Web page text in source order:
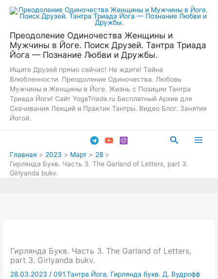
Перейти
Преодоление Одиночества Женщины и
Мужчины в Йоге. Поиск Друзей. Тантра Триада
Йога — Познание Любви и Дружбы.
Ищите Друзей прямо сейчас! Не ждите! Тайна
Влюбленности. Преодоление Одиночества. Любовь
Мужчины и Женщины в Йоге. Жизнь с Позиции Тантра
Триада Йоги! Сайт YogaTriada.ru Бесплатный Архив для
Скачивания Лекций и Практик Тантры. Видео Блог. Занятия
Йогой.
Поиск
Главная 2023 Март
28
Гирлянда Букв. Часть 3. The Garland of Letters, part 3.
Girlyanda bukv.
Гирлянда Букв. Часть 3. The Garland of Letters,
part 3. Girlyanda bukv.
28.03.2023 /091.Тантра Йога. Гирлянда букв. Д. Вудрофф